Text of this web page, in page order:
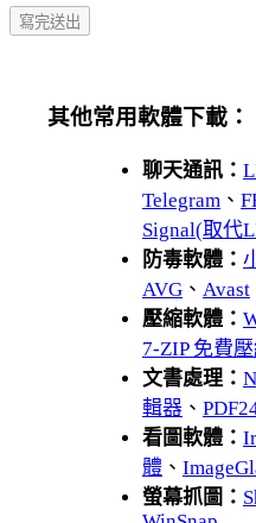
其他常用軟體下載：
聊天通訊：
Telegram 、
Signal(取代
防毒軟體：
AVG 、 Avast
壓縮軟體：
7-ZIP 免費
文書處理：
輯器 、
看圖軟體：
體 、
螢幕抓圖：